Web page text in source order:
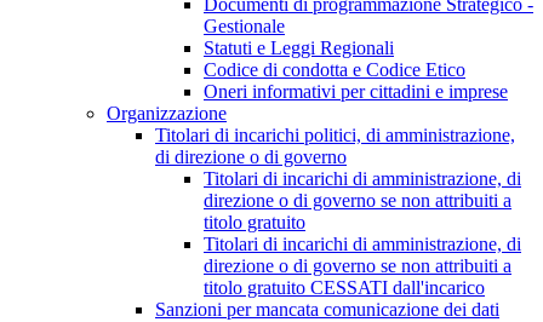
Documenti di programmazione Strategico -
Gestionale
Statuti e Leggi Regionali
Codice di condotta e Codice Etico
Oneri informativi per cittadini e imprese
Organizzazione
Titolari di incarichi politici, di amministrazione,
di direzione o di governo
Titolari di incarichi di amministrazione, di
direzione o di governo se non attribuiti a
titolo gratuito
Titolari di incarichi di amministrazione, di
direzione o di governo se non attribuiti a
titolo gratuito CESSATI dall'incarico
Sanzioni per mancata comunicazione dei dati